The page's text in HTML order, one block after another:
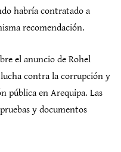
habría contratado a
recomendación.
el anuncio de Rohel
contra la corrupción y
pública en Arequipa. Las
y documentos